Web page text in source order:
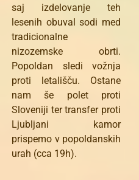
saj izdelovanje teh
lesenih obuval sodi med
tradicionalne
nizozemske obrti.
Popoldan sledi vožnja
proti letališču. Ostane
nam še polet proti
Sloveniji ter transfer proti
Ljubljani kamor
prispemo v popoldanskih
urah (cca 19h).